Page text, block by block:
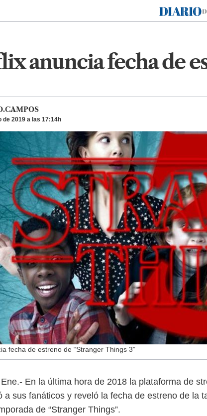
Diario de México
anuncia fecha de
de 2019 a las 17:14h
fecha de estreno de “Stranger Things 3”
En la última hora de 2018 la plataforma de
a sus fanáticos y reveló la fecha de estreno de la
de “Stranger Things”.